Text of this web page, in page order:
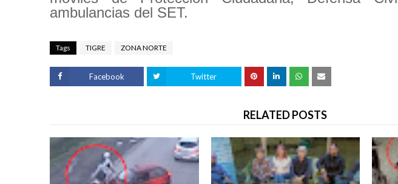
ambulancias del SET.
Tags TIGRE ZONA NORTE
Facebook Twitter
RELATED POSTS